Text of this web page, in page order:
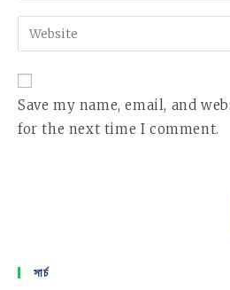
to
comment
email
address
comment
Enter
your
website
URL
(optional)
Save my name, email, and
for the next time I comment.
সার্চ